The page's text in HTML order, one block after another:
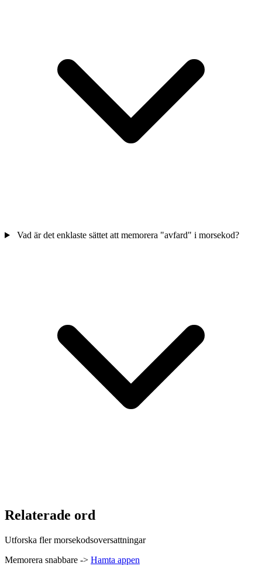
Vad är det enklaste sättet att memorera "avfard" i morsekod?
Relaterade ord
Utforska fler morsekodsoversattningar
Memorera snabbare -> Hamta appen